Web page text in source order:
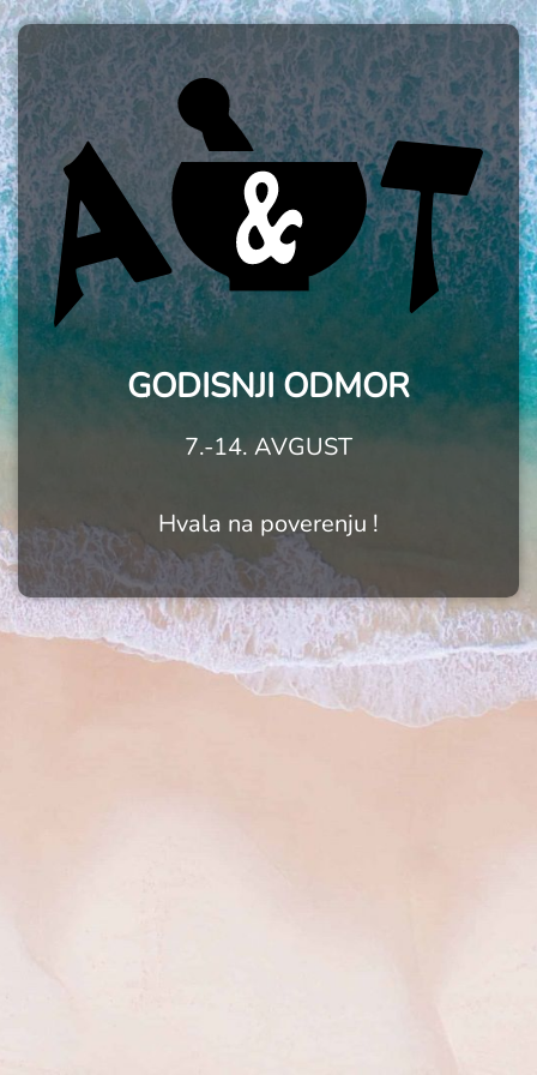
GODISNJI ODMOR
7.-14. AVGUST
Hvala na poverenju !